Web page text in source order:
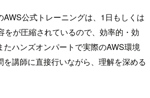
AWS公式トレーニングは、1日もしくは
をが圧縮されているので、効率的・効
たハンズオンパートで実際のAWS環境
を講師に直接行いながら、理解を深める